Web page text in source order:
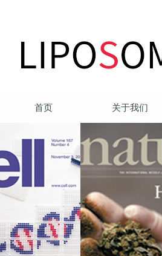
首页 关于我们